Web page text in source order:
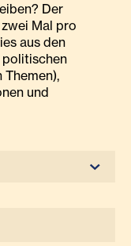
Der
Mal pro
aus den
politischen
Themen),
und